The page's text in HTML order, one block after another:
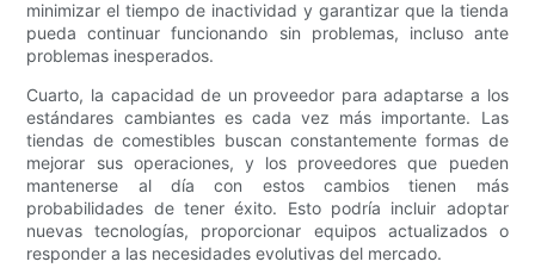
minimizar el tiempo de inactividad y garantizar que la tienda
pueda continuar funcionando sin problemas, incluso ante
problemas inesperados.
Cuarto, la capacidad de un proveedor para adaptarse a los
estándares cambiantes es cada vez más importante. Las
tiendas de comestibles buscan constantemente formas de
mejorar sus operaciones, y los proveedores que pueden
mantenerse al día con estos cambios tienen más
probabilidades de tener éxito. Esto podría incluir adoptar
nuevas tecnologías, proporcionar equipos actualizados o
responder a las necesidades evolutivas del mercado.